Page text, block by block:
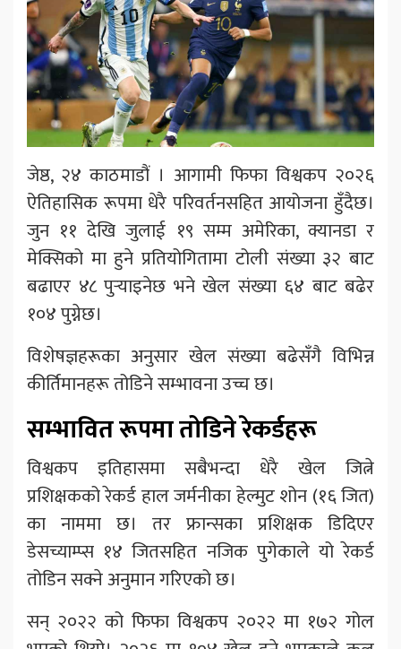
जेष्ठ, २४ काठमाडौं । आगामी फिफा विश्वकप २०२६
ऐतिहासिक रूपमा धेरै परिवर्तनसहित आयोजना हुँदैछ।
जुन ११ देखि जुलाई १९ सम्म अमेरिका, क्यानडा र
मेक्सिको मा हुने प्रतियोगितामा टोली संख्या ३२ बाट
बढाएर ४८ पुर्‍याइनेछ भने खेल संख्या ६४ बाट बढेर
१०४ पुग्नेछ।
विशेषज्ञहरूका अनुसार खेल संख्या बढेसँगै विभिन्न
कीर्तिमानहरू तोडिने सम्भावना उच्च छ।
सम्भावित रूपमा तोडिने रेकर्डहरू
विश्वकप इतिहासमा सबैभन्दा धेरै खेल जित्ने
प्रशिक्षकको रेकर्ड हाल जर्मनीका हेल्मुट शोन (१६ जित)
का नाममा छ। तर फ्रान्सका प्रशिक्षक डिदिएर
डेसच्याम्प्स १४ जितसहित नजिक पुगेकाले यो रेकर्ड
तोडिन सक्ने अनुमान गरिएको छ।
सन् २०२२ को फिफा विश्वकप २०२२ मा १७२ गोल